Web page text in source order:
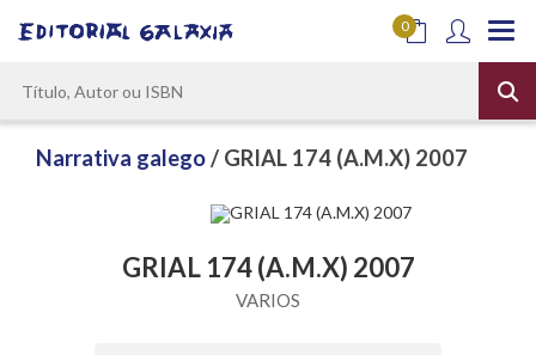
0
Narrativa galego/ GRIAL 174 (A.M.X) 2007
GRIAL 174 (A.M.X) 2007
VARIOS